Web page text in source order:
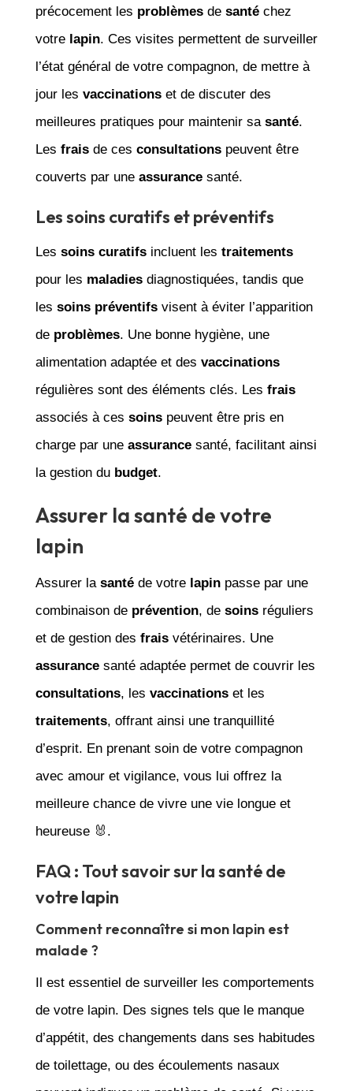
précocement les problèmesde santéchez
votre lapin. Ces visites permettent de surveiller
l’état général de votre compagnon, de mettre à
jour les vaccinationset de discuter des
meilleures pratiques pour maintenir sa santé.
Les fraisde ces consultationspeuvent être
couverts par une assurancesanté.
Les soins curatifs et préventifs
Les soins curatifsincluent les traitements
pour les maladiesdiagnostiquées, tandis que
les soins préventifsvisent à éviter l’apparition
de problèmes. Une bonne hygiène, une
alimentation adaptée et des vaccinations
régulières sont des éléments clés. Les frais
associés à ces soinspeuvent être pris en
charge par une assurancesanté, facilitant ainsi
la gestion du budget.
Assurer la santé de votre
lapin
Assurer la santéde votre lapinpasse par une
combinaison de prévention, de soinsréguliers
et de gestion des fraisvétérinaires. Une
assurancesanté adaptée permet de couvrir les
consultations, les vaccinationset les
traitements, offrant ainsi une tranquillité
d’esprit. En prenant soin de votre compagnon
avec amour et vigilance, vous lui offrez la
meilleure chance de vivre une vie longue et
heureuse 🐰.
FAQ : Tout savoir sur la santé de
votre lapin
Comment reconnaître si mon lapin est
malade ?
Il est essentiel de surveiller les comportements
de votre lapin. Des signes tels que le manque
d’appétit, des changements dans ses habitudes
de toilettage, ou des écoulements nasaux